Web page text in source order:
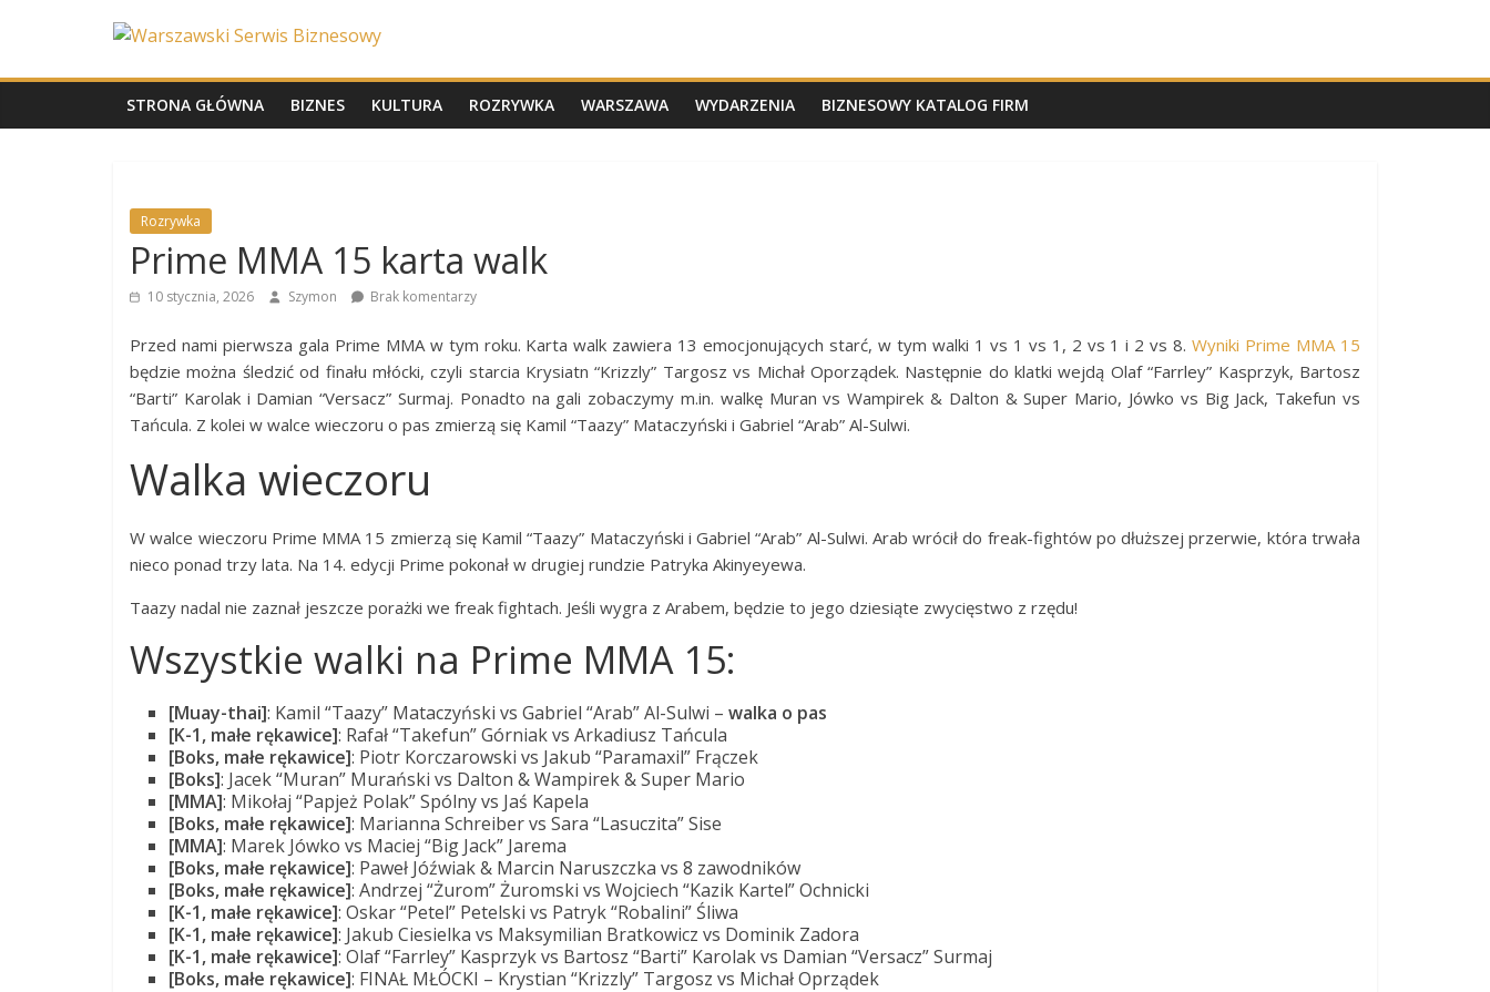
Warszawski
Serwis
Wydarzenia
życia
stolicy
STRONA GŁÓWNA BIZNES KULTURA ROZRYWKA WARSZAWA WYDARZENIA BIZNESOWY KATALOG FIRM
Rozrywka
Prime MMA 15 karta walk
10 stycznia, 2026 Szymon Brak komentarzy
Przed nami pierwsza gala Prime MMA w tym roku. Karta walk zawiera 13 emocjonujących starć, w tym walki 1 vs 1 vs 1, 2 vs 1 i 2 vs 8.Wyniki Prime MMA 15
będzie można śledzić od finału młócki, czyli starcia Krysiatn “Krizzly” Targosz vs Michał Oporządek. Następnie do klatki wejdą Olaf “Farrley” Kasprzyk, Bartosz
“Barti” Karolak i Damian “Versacz” Surmaj. Ponadto na gali zobaczymy m.in. walkę Muran vs Wampirek & Dalton & Super Mario, Jówko vs Big Jack, Takefun vs
Tańcula. Z kolei w walce wieczoru o pas zmierzą się Kamil “Taazy” Mataczyński i Gabriel “Arab” Al-Sulwi.
Walka wieczoru
W walce wieczoru Prime MMA 15 zmierzą się Kamil “Taazy” Mataczyński i Gabriel “Arab” Al-Sulwi. Arab wrócił do freak-fightów po dłuższej przerwie, która trwała
nieco ponad trzy lata. Na 14. edycji Prime pokonał w drugiej rundzie Patryka Akinyeyewa.
Taazy nadal nie zaznał jeszcze porażki we freak fightach. Jeśli wygra z Arabem, będzie to jego dziesiąte zwycięstwo z rzędu!
Wszystkie walki na Prime MMA 15:
[Muay-thai]: Kamil “Taazy” Mataczyński vs Gabriel “Arab” Al-Sulwi – walka o pas
[K-1, małe rękawice]: Rafał “Takefun” Górniak vs Arkadiusz Tańcula
[Boks, małe rękawice]: Piotr Korczarowski vs Jakub “Paramaxil” Frączek
[Boks]: Jacek “Muran” Murański vs Dalton & Wampirek & Super Mario
[MMA]: Mikołaj “Papjeż Polak” Spólny vs Jaś Kapela
[Boks, małe rękawice]: Marianna Schreiber vs Sara “Lasuczita” Sise
[MMA]: Marek Jówko vs Maciej “Big Jack” Jarema
[Boks, małe rękawice]: Paweł Jóźwiak & Marcin Naruszczka vs 8 zawodników
[Boks, małe rękawice]: Andrzej “Żurom” Żuromski vs Wojciech “Kazik Kartel” Ochnicki
[K-1, małe rękawice]: Oskar “Petel” Petelski vs Patryk “Robalini” Śliwa
[K-1, małe rękawice]: Jakub Ciesielka vs Maksymilian Bratkowicz vs Dominik Zadora
[K-1, małe rękawice]: Olaf “Farrley” Kasprzyk vs Bartosz “Barti” Karolak vs Damian “Versacz” Surmaj
[Boks, małe rękawice]: FINAŁ MŁÓCKI – Krystian “Krizzly” Targosz vs Michał Oprządek